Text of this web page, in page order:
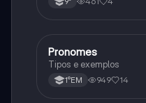
Português
Pronomes
Tipos e exemplos
1°EM 949 14